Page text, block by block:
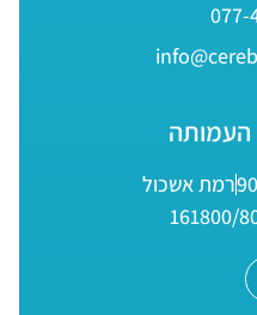
077-
העמותה
רמת אשכול